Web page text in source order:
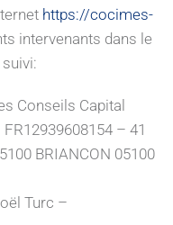
https://cocimes-
intervenants dans le
Conseils Capital
– 41
BRIANCON 05100
Turc –